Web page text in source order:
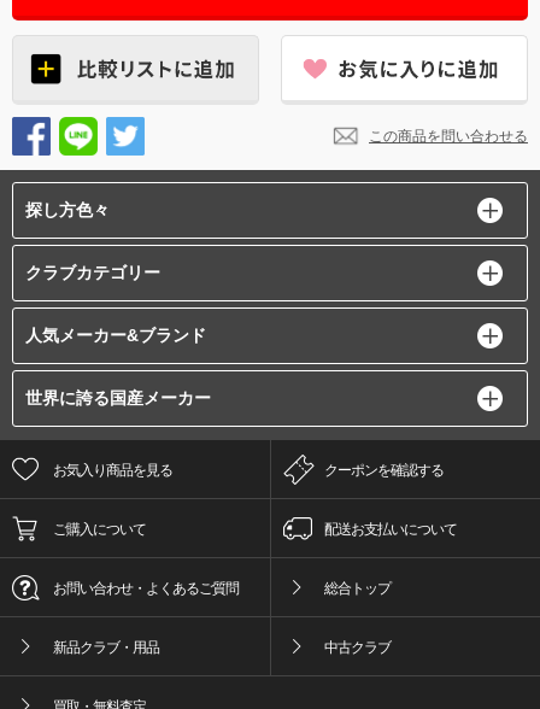
この商品を問い合わせる
探し方色々
クラブカテゴリー
人気メーカー&ブランド
世界に誇る国産メーカー
お気入り商品を見る クーポンを確認する
ご購入について 配送お支払いについて
お問い合わせ・よくあるご質問 総合トップ
新品クラブ・用品 中古クラブ